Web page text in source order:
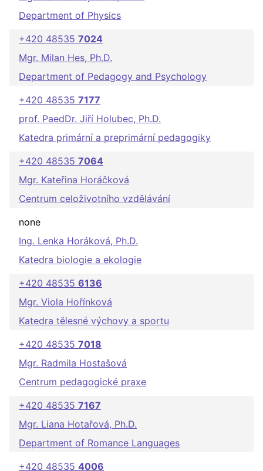
Department of Physics
+420 48535 7024
Mgr. Milan Hes, Ph.D.
Department of Pedagogy and Psychology
+420 48535 7177
prof. PaedDr. Jiří Holubec, Ph.D.
Katedra primární a preprimární pedagogiky
+420 48535 7064
Mgr. Kateřina Horáčková
Centrum celoživotního vzdělávání
none
Ing. Lenka Horáková, Ph.D.
Katedra biologie a ekologie
+420 48535 6136
Mgr. Viola Hořínková
Katedra tělesné výchovy a sportu
+420 48535 7018
Mgr. Radmila Hostašová
Centrum pedagogické praxe
+420 48535 7167
Mgr. Liana Hotařová, Ph.D.
Department of Romance Languages
+420 48535 4006